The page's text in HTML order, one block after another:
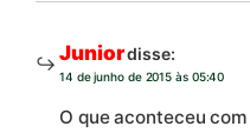
Juniordisse:
14 de junho de 2015 às 05:40
O que aconteceu